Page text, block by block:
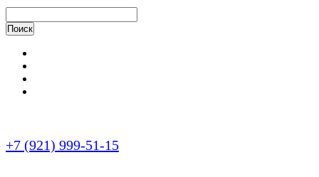
+7 (921) 999-51-15